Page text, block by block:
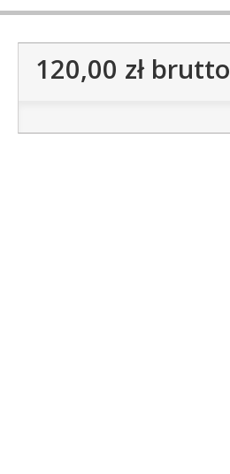
120,00 złbrutto